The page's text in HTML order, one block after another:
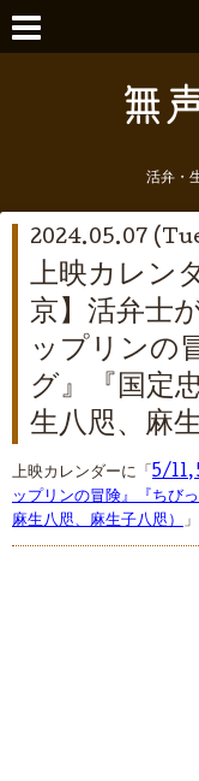
活弁・
2024.05.07
上映カレン
京】活弁士
ップリンの
グ』『国定
生八咫、麻
上映カレンダーに「 5/11,
ップリンの冒険』『ちび
麻生八咫、麻生子八咫）